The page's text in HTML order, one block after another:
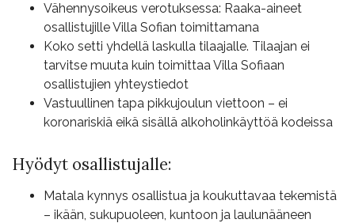
Vähennysoikeus verotuksessa: Raaka-aineet
osallistujille Villa Sofian toimittamana
Koko setti yhdellä laskulla tilaajalle. Tilaajan ei
tarvitse muuta kuin toimittaa Villa Sofiaan
osallistujien yhteystiedot
Vastuullinen tapa pikkujoulun viettoon – ei
koronariskiä eikä sisällä alkoholinkäyttöä kodeissa
Hyödyt osallistujalle:
Matala kynnys osallistua ja koukuttavaa tekemistä
– ikään, sukupuoleen, kuntoon ja laulunääneen